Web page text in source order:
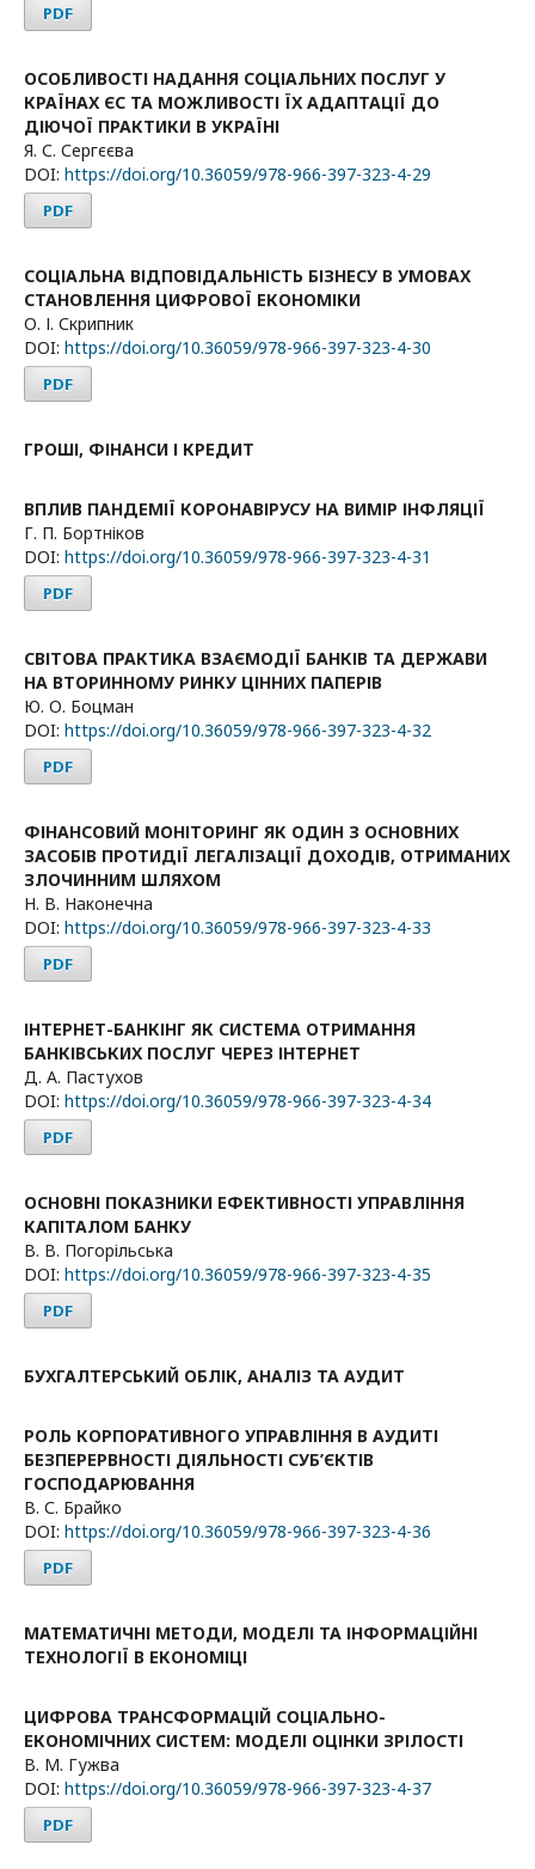
PDF
ОСОБЛИВОСТІ НАДАННЯ СОЦІАЛЬНИХ ПОСЛУГ У
КРАЇНАХ ЄС ТА МОЖЛИВОСТІ ЇХ АДАПТАЦІЇ ДО
ДІЮЧОЇ ПРАКТИКИ В УКРАЇНІ
Я. С. Сергєєва
DOI: https://doi.org/10.36059/978-966-397-323-4-29
PDF
СОЦІАЛЬНА ВІДПОВІДАЛЬНІСТЬ БІЗНЕСУ В УМОВАХ
СТАНОВЛЕННЯ ЦИФРОВОЇ ЕКОНОМІКИ
О. І. Скрипник
DOI: https://doi.org/10.36059/978-966-397-323-4-30
PDF
ГРОШІ, ФІНАНСИ І КРЕДИТ
ВПЛИВ ПАНДЕМІЇ КОРОНАВІРУСУ НА ВИМІР ІНФЛЯЦІЇ
Г. П. Бортніков
DOI: https://doi.org/10.36059/978-966-397-323-4-31
PDF
СВІТОВА ПРАКТИКА ВЗАЄМОДІЇ БАНКІВ ТА ДЕРЖАВИ
НА ВТОРИННОМУ РИНКУ ЦІННИХ ПАПЕРІВ
Ю. О. Боцман
DOI: https://doi.org/10.36059/978-966-397-323-4-32
PDF
ФІНАНСОВИЙ МОНІТОРИНГ ЯК ОДИН З ОСНОВНИХ
ЗАСОБІВ ПРОТИДІЇ ЛЕГАЛІЗАЦІЇ ДОХОДІВ, ОТРИМАНИХ
ЗЛОЧИННИМ ШЛЯХОМ
Н. В. Наконечна
DOI: https://doi.org/10.36059/978-966-397-323-4-33
PDF
ІНТЕРНЕТ-БАНКІНГ ЯК СИСТЕМА ОТРИМАННЯ
БАНКІВСЬКИХ ПОСЛУГ ЧЕРЕЗ ІНТЕРНЕТ
Д. А. Пастухов
DOI: https://doi.org/10.36059/978-966-397-323-4-34
PDF
ОСНОВНІ ПОКАЗНИКИ ЕФЕКТИВНОСТІ УПРАВЛІННЯ
КАПІТАЛОМ БАНКУ
В. В. Погорільська
DOI: https://doi.org/10.36059/978-966-397-323-4-35
PDF
БУХГАЛТЕРСЬКИЙ ОБЛІК, АНАЛІЗ ТА АУДИТ
РОЛЬ КОРПОРАТИВНОГО УПРАВЛІННЯ В АУДИТІ
БЕЗПЕРЕРВНОСТІ ДІЯЛЬНОСТІ СУБ’ЄКТІВ
ГОСПОДАРЮВАННЯ
В. С. Брайко
DOI: https://doi.org/10.36059/978-966-397-323-4-36
PDF
МАТЕМАТИЧНІ МЕТОДИ, МОДЕЛІ ТА ІНФОРМАЦІЙНІ
ТЕХНОЛОГІЇ В ЕКОНОМІЦІ
ЦИФРОВА ТРАНСФОРМАЦІЙ СОЦІАЛЬНО-
ЕКОНОМІЧНИХ СИСТЕМ: МОДЕЛІ ОЦІНКИ ЗРІЛОСТІ
В. М. Гужва
DOI: https://doi.org/10.36059/978-966-397-323-4-37
PDF